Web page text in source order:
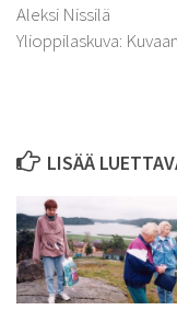
Aleksi Nissilä
Ylioppilaskuva:
LISÄÄ